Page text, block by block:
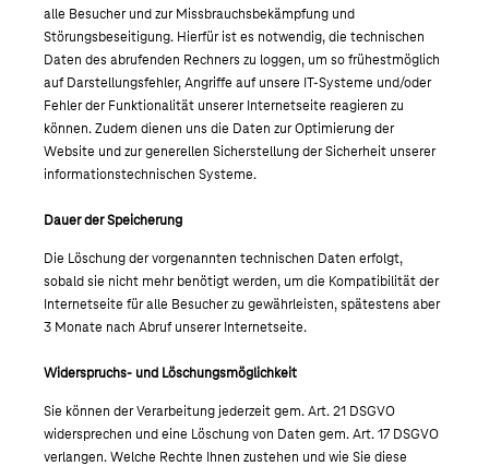
alle Besucher und zur Missbrauchsbekämpfung und
Störungsbeseitigung. Hierfür ist es notwendig, die technischen
Daten des abrufenden Rechners zu loggen, um so frühestmöglich
auf Darstellungsfehler, Angriffe auf unsere IT-Systeme und/oder
Fehler der Funktionalität unserer Internetseite reagieren zu
können. Zudem dienen uns die Daten zur Optimierung der
Website und zur generellen Sicherstellung der Sicherheit unserer
informationstechnischen Systeme.
Dauer der Speicherung
Die Löschung der vorgenannten technischen Daten erfolgt,
sobald sie nicht mehr benötigt werden, um die Kompatibilität der
Internetseite für alle Besucher zu gewährleisten, spätestens aber
3 Monate nach Abruf unserer Internetseite.
Widerspruchs- und Löschungsmöglichkeit
Sie können der Verarbeitung jederzeit gem. Art. 21 DSGVO
widersprechen und eine Löschung von Daten gem. Art. 17 DSGVO
verlangen. Welche Rechte Ihnen zustehen und wie Sie diese